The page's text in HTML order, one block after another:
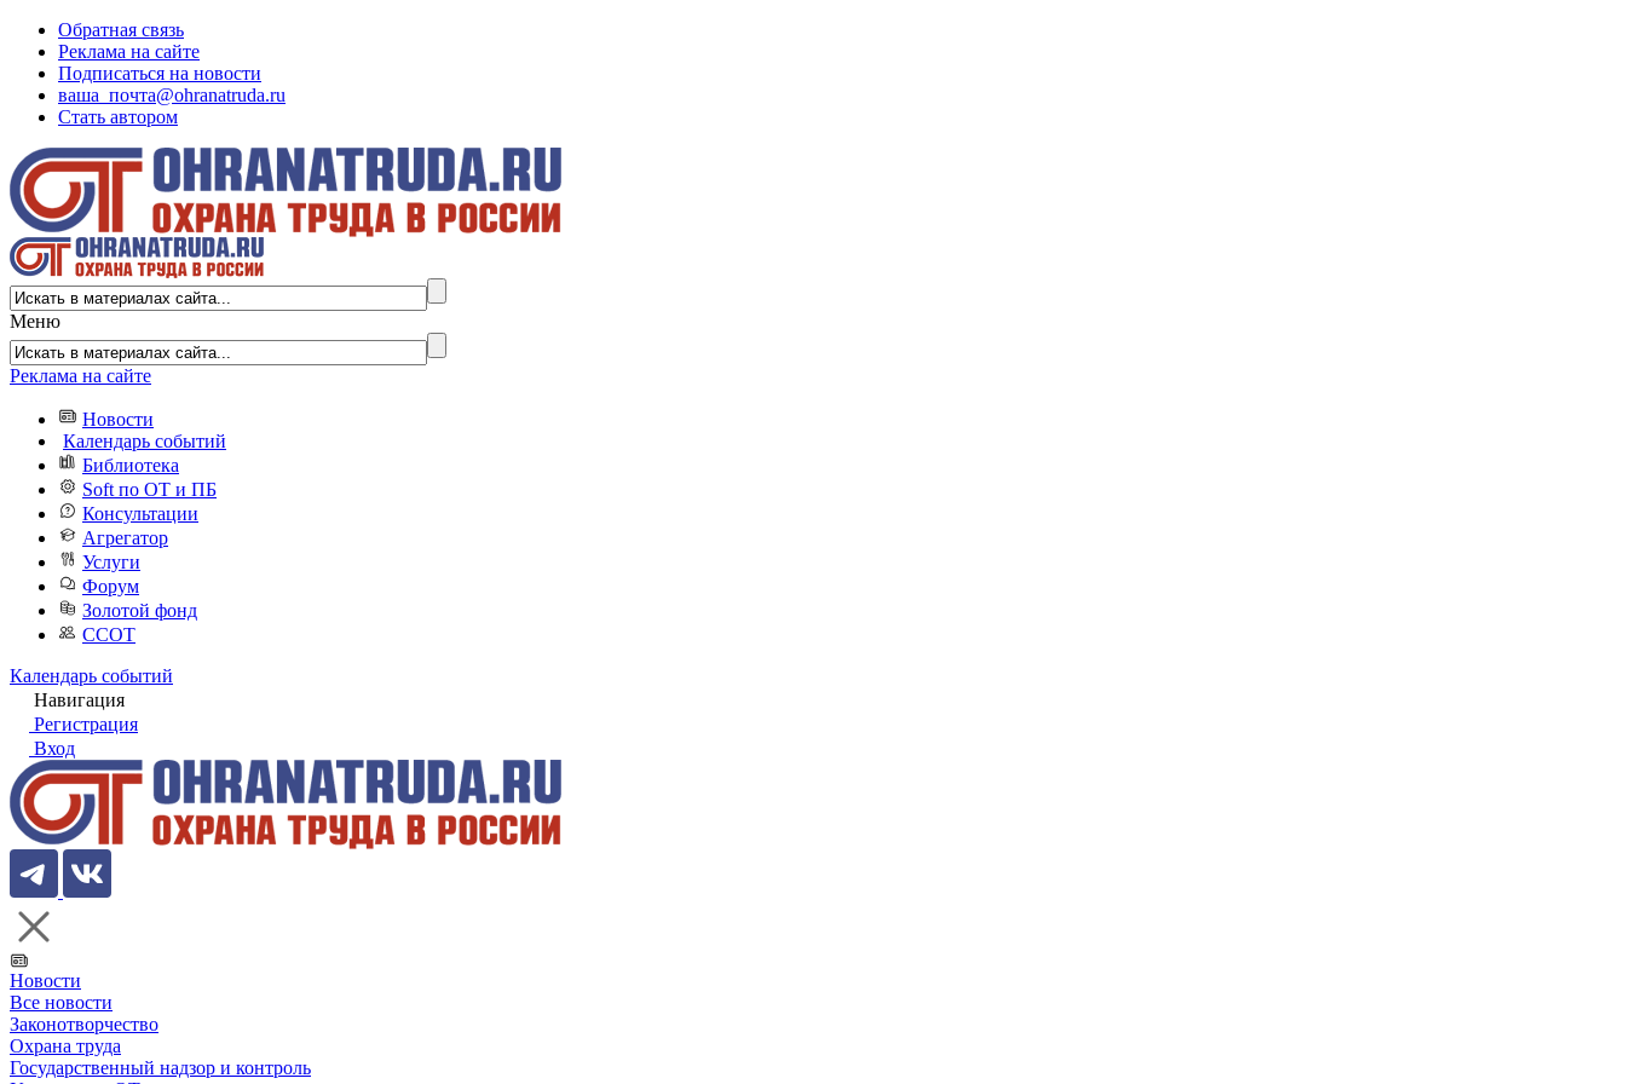
Обратная связь
Реклама на сайте
Подписаться на новости
ваша_почта@ohranatruda.ru
Стать автором
Меню
Реклама на сайте
Новости
Календарь событий
Библиотека
Soft по ОТ и ПБ
Консультации
Агрегатор
Услуги
Форум
Золотой фонд
ССОТ
Календарь событий
Навигация
Регистрация
Вход
Новости
Все новости
Законотворчество
Охрана труда
Государственный надзор и контроль